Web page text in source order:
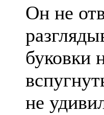
Он не
буковки
не